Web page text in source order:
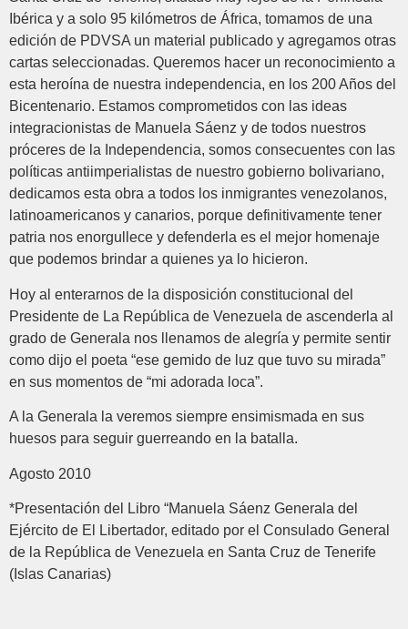
Ibérica y a solo 95 kilómetros de África, tomamos de una
edición de PDVSA un material publicado y agregamos otras
cartas seleccionadas. Queremos hacer un reconocimiento a
esta heroína de nuestra independencia, en los 200 Años del
Bicentenario. Estamos comprometidos con las ideas
integracionistas de Manuela Sáenz y de todos nuestros
próceres de la Independencia, somos consecuentes con las
políticas antiimperialistas de nuestro gobierno bolivariano,
dedicamos esta obra a todos los inmigrantes venezolanos,
latinoamericanos y canarios, porque definitivamente tener
patria nos enorgullece y defenderla es el mejor homenaje
que podemos brindar a quienes ya lo hicieron.
Hoy al enterarnos de la disposición constitucional del
Presidente de La República de Venezuela de ascenderla al
grado de Generala nos llenamos de alegría y permite sentir
como dijo el poeta “ese gemido de luz que tuvo su mirada”
en sus momentos de “mi adorada loca”.
A la Generala la veremos siempre ensimismada en sus
huesos para seguir guerreando en la batalla.
Agosto 2010
*Presentación del Libro “Manuela Sáenz Generala del
Ejército de El Libertador, editado por el Consulado General
de la República de Venezuela en Santa Cruz de Tenerife
(Islas Canarias)